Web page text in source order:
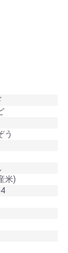
う
米)